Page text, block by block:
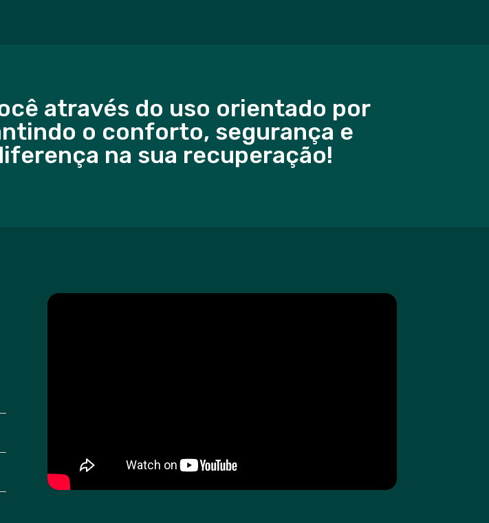
através do uso orientado por
o conforto, segurança e
na sua recuperação!